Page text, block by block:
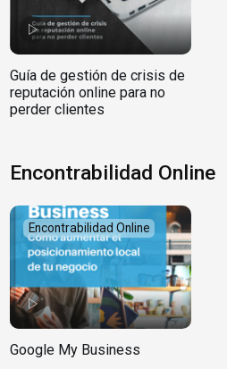
Guía de gestión de crisis de
reputación online para no
perder clientes
Encontrabilidad Online
Encontrabilidad Online
Google My Business